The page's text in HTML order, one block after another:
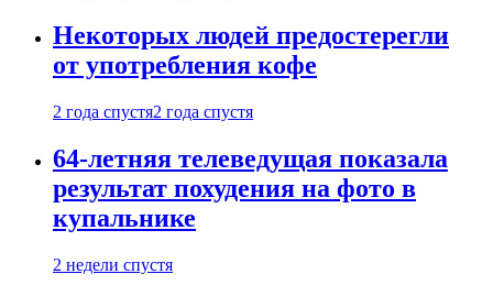
Некоторых людей предостерегли
от употребления кофе
2 года спустя2 года спустя
64-летняя телеведущая показала
результат похудения на фото в
купальнике
2 недели спустя